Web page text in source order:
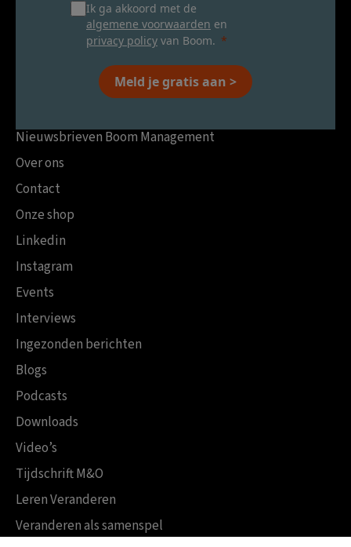
Ik ga akkoord met de
algemene voorwaarden en
privacy policy van Boom.
Meld je gratis aan >
Nieuwsbrieven Boom Management
Over ons
Contact
Onze shop
Linkedin
Instagram
Events
Interviews
Ingezonden berichten
Blogs
Podcasts
Downloads
Video’s
Tijdschrift M&O
Leren Veranderen
Veranderen als samenspel